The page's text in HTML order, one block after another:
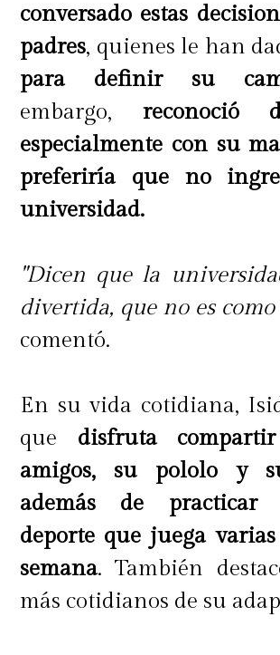
$6.000 - Entrada general.
$4.000 - Socios Club
Samsung Members.
$1.000 - Si llegas en
www.masdeco.cl
conversado estas
padres, quienes le han
para definir su
embargo, reconoció
especialmente con su
preferiría que no
universidad.
"Dicen que la
divertida, que no es
comentó.
En su vida cotidiana,
que disfruta
amigos, su pololo y
además de practicar
deporte que juega
semana. También
más cotidianos de su